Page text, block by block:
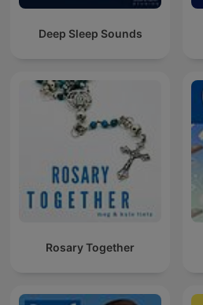
Deep Sleep Sounds
Rosary Together